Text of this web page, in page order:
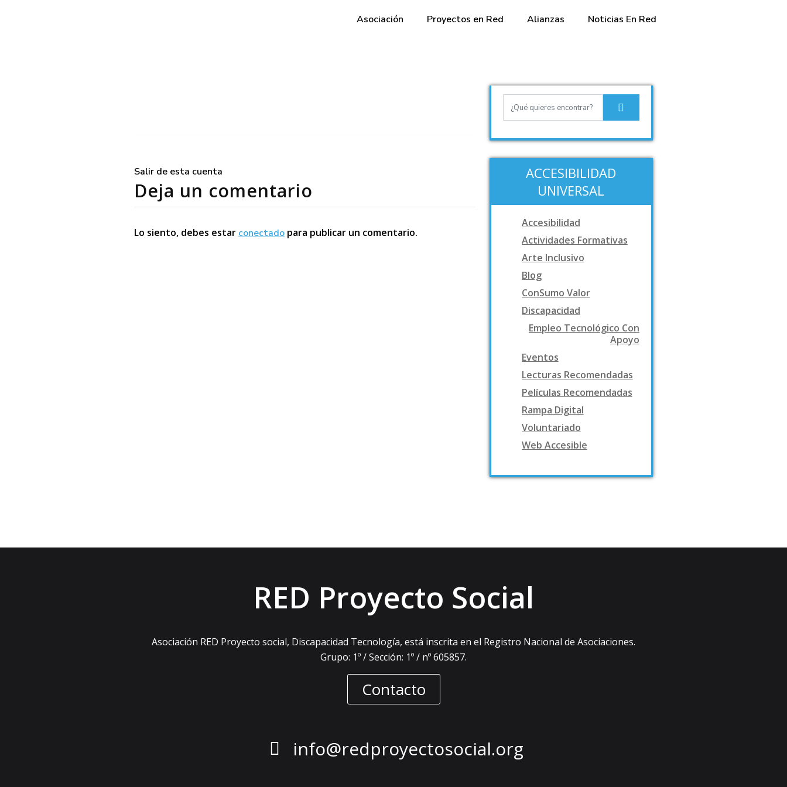
Asociación Proyectos en Red Alianzas Noticias En Red
Salir de esta cuenta
Deja un comentario
Lo siento, debes estar conectado para publicar un comentario.
ACCESIBILIDAD
UNIVERSAL
Accesibilidad
Actividades Formativas
Arte Inclusivo
Blog
ConSumo Valor
Discapacidad
Empleo Tecnológico Con
Apoyo
Eventos
Lecturas Recomendadas
Películas Recomendadas
Rampa Digital
Voluntariado
Web Accesible
RED Proyecto Social
Asociación RED Proyecto social, Discapacidad Tecnología, está inscrita en el Registro Nacional de Asociaciones.
Grupo: 1º / Sección: 1º / nº 605857.
Contacto
info@redproyectosocial.org